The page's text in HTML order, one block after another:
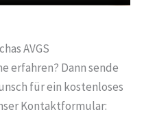
AVGS
erfahren? Dann sende
für ein kostenloses
Kontaktformular: